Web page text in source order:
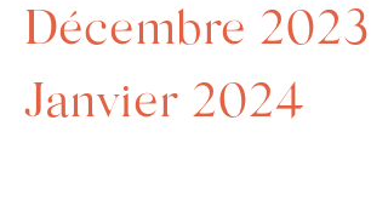
Décembre
Janvier 2024